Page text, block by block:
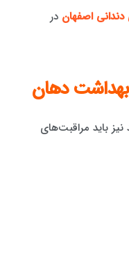
دندانی اصفهان در
دهان
نیز باید مراقبت‌های